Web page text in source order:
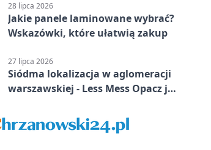
28 lipca 2026
Jakie panele laminowane wybrać?
Wskazówki, które ułatwią zakup
27 lipca 2026
Siódma lokalizacja w aglomeracji
warszawskiej - Less Mess Opacz już